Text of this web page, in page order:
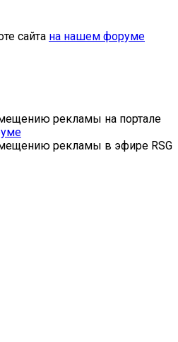
сайта на нашем форуме
рекламы на портале
рекламы в эфире RSG